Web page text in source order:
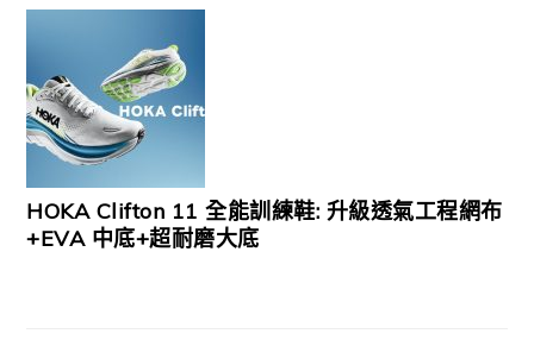
HOKA Clifton 11 全能訓練鞋: 升級透氣工程網布
+EVA 中底+超耐磨大底